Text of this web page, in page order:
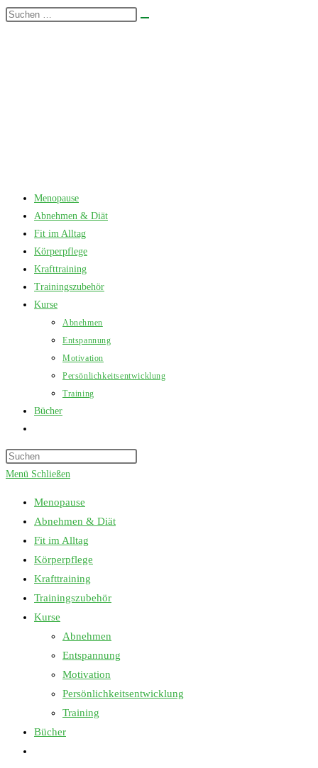
Zum
Diese
Menopause
Abnehmen & Diät
Fit im Alltag
Körperpflege
Krafttraining
Trainingszubehör
Kurse
Abnehmen
Entspannung
Motivation
Persönlichkeitsentwicklung
Training
Bücher
umschalten
Menü Schließen
Menopause
Abnehmen & Diät
Fit im Alltag
Körperpflege
Krafttraining
Trainingszubehör
Kurse
Abnehmen
Entspannung
Motivation
Persönlichkeitsentwicklung
Training
Bücher